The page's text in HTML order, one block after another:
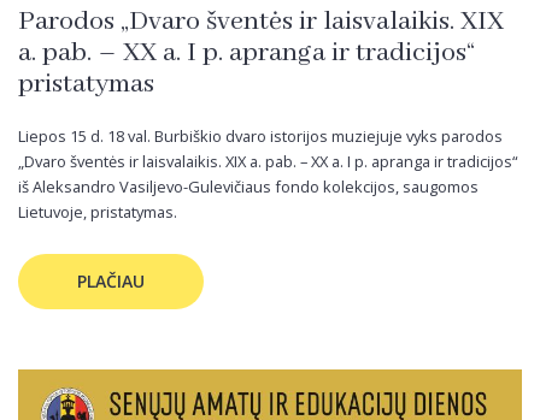
Parodos „Dvaro šventės ir laisvalaikis. XIX
a. pab. – XX a. I p. apranga ir tradicijos“
pristatymas
Liepos 15 d. 18 val. Burbiškio dvaro istorijos muziejuje vyks parodos
„Dvaro šventės ir laisvalaikis. XIX a. pab. – XX a. I p. apranga ir tradicijos“
iš Aleksandro Vasiljevo-Gulevičiaus fondo kolekcijos, saugomos
Lietuvoje, pristatymas.
PLAČIAU